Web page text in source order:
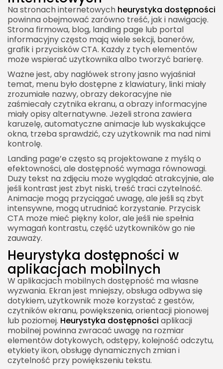
Na stronach internetowych heurystyka dostępności
powinna obejmować zarówno treść, jak i nawigację.
Strona firmowa, blog, landing page lub portal
informacyjny często mają wiele sekcji, banerów,
grafik i przycisków CTA. Każdy z tych elementów
może wspierać użytkownika albo tworzyć barierę.
Ważne jest, aby nagłówek strony jasno wyjaśniał
temat, menu było dostępne z klawiatury, linki miały
zrozumiałe nazwy, obrazy dekoracyjne nie
zaśmiecały czytnika ekranu, a obrazy informacyjne
miały opisy alternatywne. Jeżeli strona zawiera
karuzelę, automatyczne animacje lub wyskakujące
okna, trzeba sprawdzić, czy użytkownik ma nad nimi
kontrolę.
Landing page’e często są projektowane z myślą o
efektowności, ale dostępność wymaga równowagi.
Duży tekst na zdjęciu może wyglądać atrakcyjnie, ale
jeśli kontrast jest zbyt niski, treść traci czytelność.
Animacje mogą przyciągać uwagę, ale jeśli są zbyt
intensywne, mogą utrudniać korzystanie. Przycisk
CTA może mieć piękny kolor, ale jeśli nie spełnia
wymagań kontrastu, część użytkowników go nie
zauważy.
Heurystyka dostępności w
aplikacjach mobilnych
W aplikacjach mobilnych dostępność ma własne
wyzwania. Ekran jest mniejszy, obsługa odbywa się
dotykiem, użytkownik może korzystać z gestów,
czytników ekranu, powiększenia, orientacji pionowej
lub poziomej. Heurystyka dostępności aplikacji
mobilnej powinna zwracać uwagę na rozmiar
elementów dotykowych, odstępy, kolejność odczytu,
etykiety ikon, obsługę dynamicznych zmian i
czytelność przy powiększeniu tekstu.